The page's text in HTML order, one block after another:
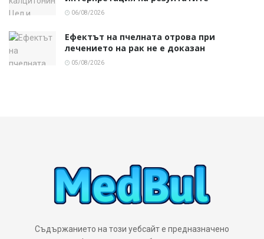
06/08/2026
Ефектът на пчелната отрова при
лечението на рак не е доказан
05/08/2026
Съдържанието на този уебсайт е предназначено